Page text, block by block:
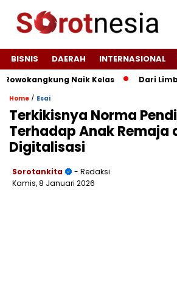
BISNIS DAERAH INTERNASIONAL
Naik Kelas Dari Limbah
Home / Esai
Terkikisnya Norma
Terhadap Anak Remaja
Digitalisasi
Sorotankita
- Redaksi
Kamis, 8 Januari 2026